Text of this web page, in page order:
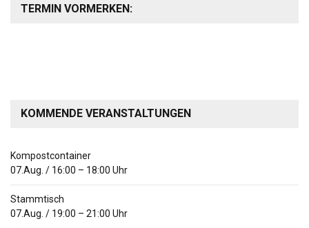
TERMIN VORMERKEN:
KOMMENDE VERANSTALTUNGEN
Kompostcontainer
07.Aug. / 16:00 – 18:00 Uhr
Stammtisch
07.Aug. / 19:00 – 21:00 Uhr